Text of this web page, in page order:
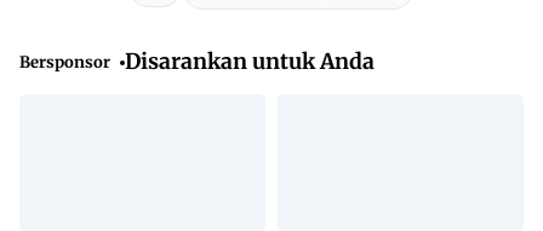
Bersponsor Disarankan untuk Anda